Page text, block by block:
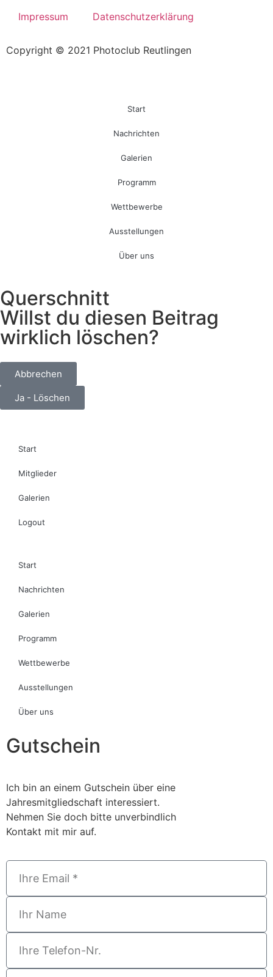
Impressum Datenschutzerklärung
Copyright © 2021 Photoclub Reutlingen
Start
Nachrichten
Galerien
Programm
Wettbewerbe
Ausstellungen
Über uns
Querschnitt
Willst du diesen Beitrag
wirklich löschen?
Abbrechen
Ja - Löschen
Start
Mitglieder
Galerien
Logout
Start
Nachrichten
Galerien
Programm
Wettbewerbe
Ausstellungen
Über uns
Gutschein
Ich bin an einem Gutschein über eine
Jahresmitgliedschaft interessiert.
Nehmen Sie doch bitte unverbindlich
Kontakt mit mir auf.